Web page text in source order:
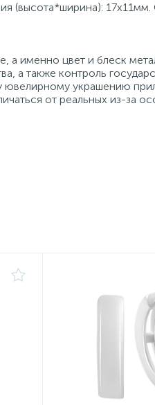
(высота*ширина): 17x11мм.
а именно цвет и блеск
а также контроль
ювелирному украшению
от реальных из-за